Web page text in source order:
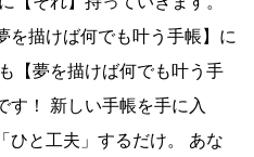
を描けば何でも叶う手帳】に
【夢を描けば何でも叶う手
す！ 新しい手帳を手に入
ひと工夫」するだけ。 あな